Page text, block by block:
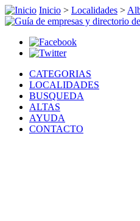
Inicio > Localidades >
CATEGORIAS
LOCALIDADES
BUSQUEDA
ALTAS
AYUDA
CONTACTO